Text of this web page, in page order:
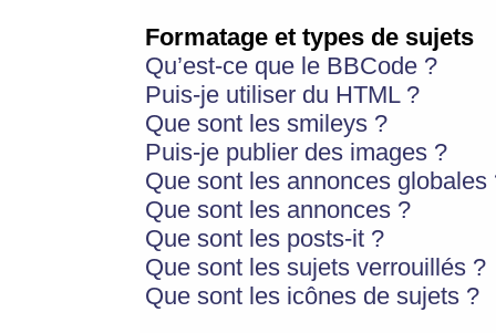
Formatage et types de sujets
Qu’est-ce que le BBCode ?
Puis-je utiliser du HTML ?
Que sont les smileys ?
Puis-je publier des images ?
Que sont les annonces globales
Que sont les annonces ?
Que sont les posts-it ?
Que sont les sujets verrouillés ?
Que sont les icônes de sujets ?